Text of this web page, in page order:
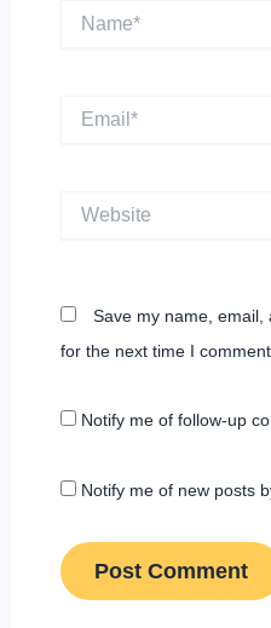
Name*
Save my name, email,
for the next time I comment.
Notify me of follow-up
Notify me of new posts